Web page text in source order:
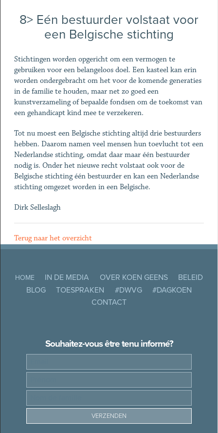
8> Eén bestuurder volstaat voor
een Belgische stichting
Stichtingen worden opgericht om een vermogen te
gebruiken voor een belangeloos doel. Een kasteel kan erin
worden ondergebracht om het voor de komende generaties
in de familie te houden, maar net zo goed een
kunstverzameling of bepaalde fondsen om de toekomst van
een gehandicapt kind mee te verzekeren.
Tot nu moest een Belgische stichting altijd drie bestuurders
hebben. Daarom namen veel mensen hun toevlucht tot een
Nederlandse stichting, omdat daar maar één bestuurder
nodig is. Onder het nieuwe recht volstaat ook voor de
Belgische stichting één bestuurder en kan een Nederlandse
stichting omgezet worden in een Belgische.
Dirk Selleslagh
Terug naar het overzicht
HOME IN DE MEDIA OVER KOEN GEENS
BELEID
BLOG
TOESPRAKEN #DWVG
#DAGKOEN
CONTACT
Souhaitez-vous être tenu informé?